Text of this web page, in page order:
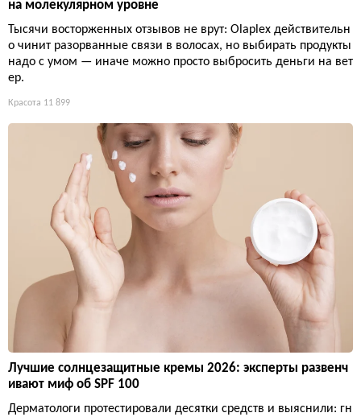
на молекулярном уровне
Тысячи восторженных отзывов не врут: Olaplex действительн
о чинит разорванные связи в волосах, но выбирать продукты
надо с умом — иначе можно просто выбросить деньги на вет
ер.
Красота 11 899
Лучшие солнцезащитные кремы 2026: эксперты развенч
ивают миф об SPF 100
Дерматологи протестировали десятки средств и выяснили: гн